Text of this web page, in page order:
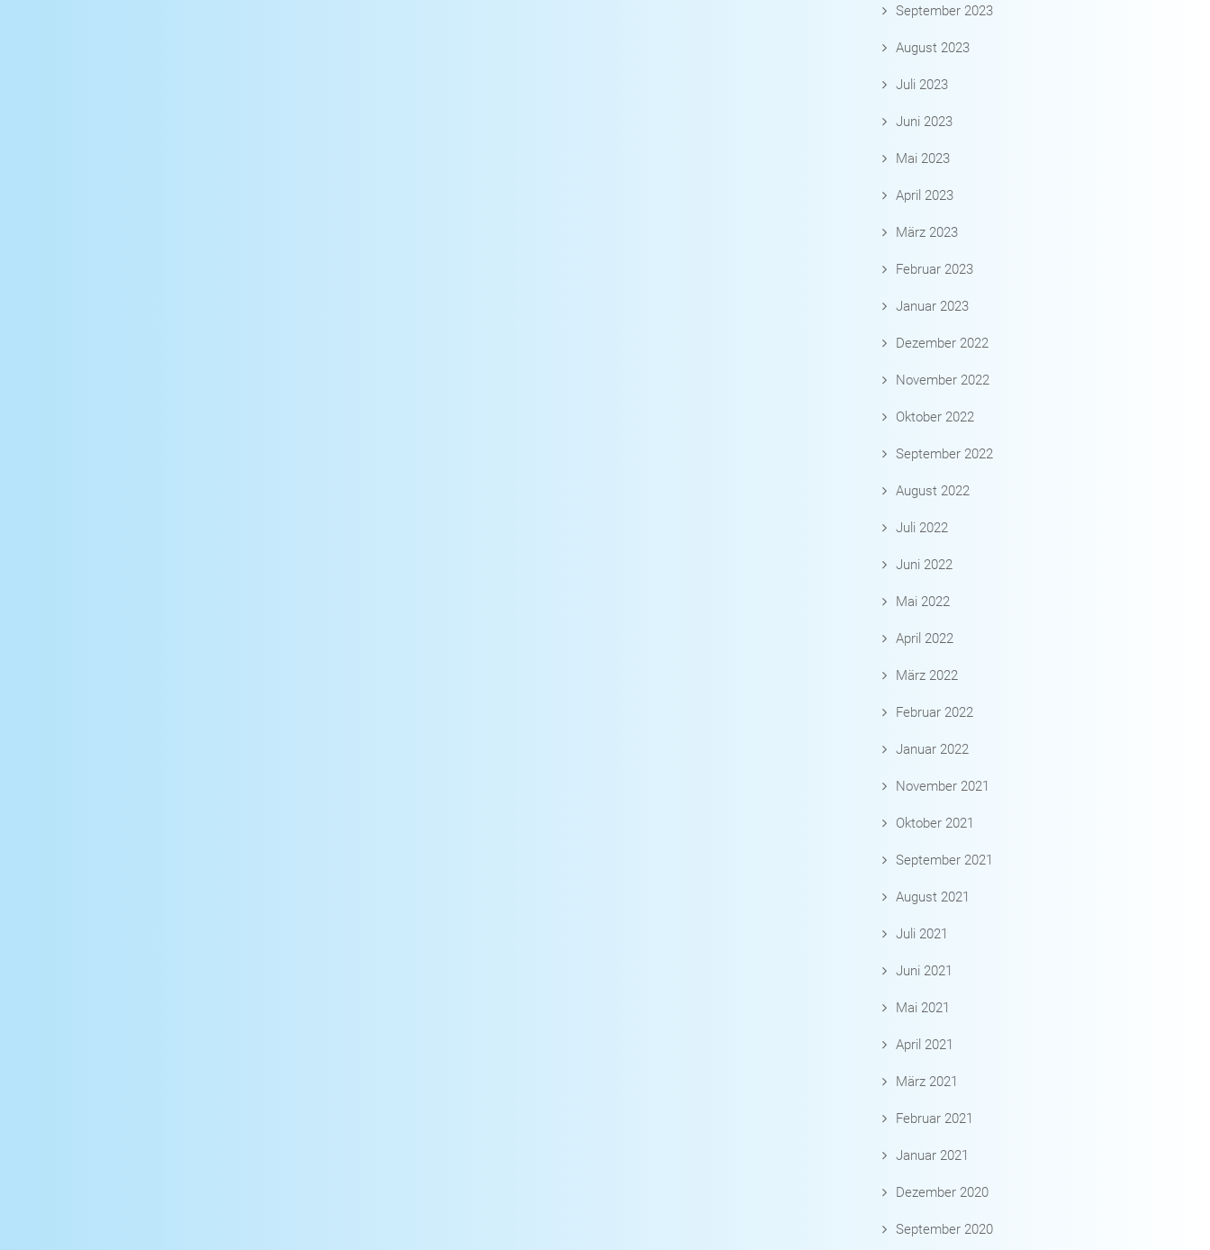
September 2023
August 2023
Juli 2023
Juni 2023
Mai 2023
April 2023
März 2023
Februar 2023
Januar 2023
Dezember 2022
November 2022
Oktober 2022
September 2022
August 2022
Juli 2022
Juni 2022
Mai 2022
April 2022
März 2022
Februar 2022
Januar 2022
November 2021
Oktober 2021
September 2021
August 2021
Juli 2021
Juni 2021
Mai 2021
April 2021
März 2021
Februar 2021
Januar 2021
Dezember 2020
September 2020